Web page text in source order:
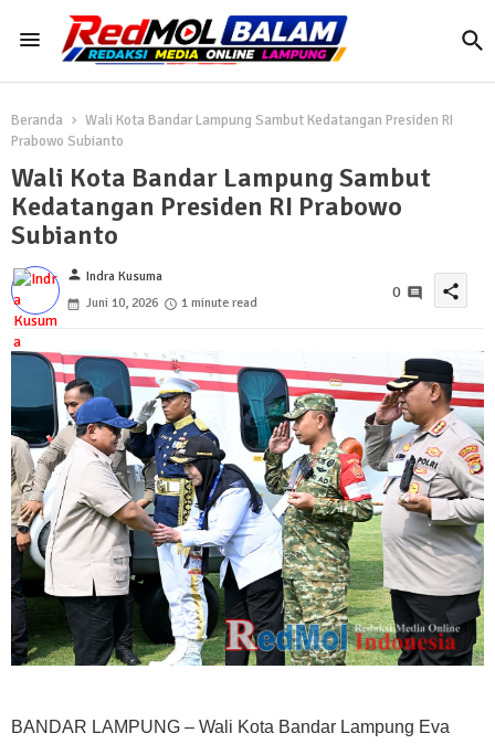
Beranda
Wali Kota Bandar Lampung Sambut Kedatangan Presiden RI
Prabowo Subianto
Wali Kota Bandar Lampung Sambut
Kedatangan Presiden RI Prabowo
Subianto
person Indra Kusuma
Juni 10, 2026
1 minute read
0 share
BANDAR LAMPUNG – Wali Kota Bandar Lampung Eva